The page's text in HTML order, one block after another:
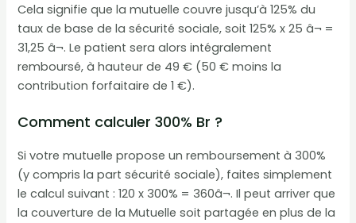
Cela signifie que la mutuelle couvre jusqu’à 125% du
taux de base de la sécurité sociale, soit 125% x 25 â¬ =
31,25 â¬. Le patient sera alors intégralement
remboursé, à hauteur de 49 € (50 € moins la
contribution forfaitaire de 1 €).
Comment calculer 300% Br ?
Si votre mutuelle propose un remboursement à 300%
(y compris la part sécurité sociale), faites simplement
le calcul suivant : 120 x 300% = 360â¬. Il peut arriver que
la couverture de la Mutuelle soit partagée en plus de la